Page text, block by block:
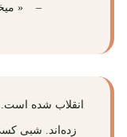
– «
انقلاب شده است.
زده‌اند. شبی